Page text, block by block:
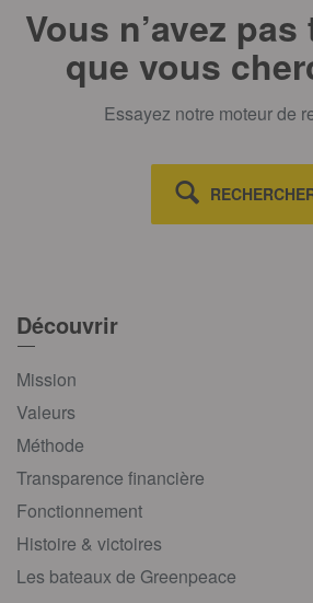
Vous n’avez
que vous
Essayez notre moteur de
Découvrir
Mission
Valeurs
Méthode
Transparence financière
Fonctionnement
Histoire & victoires
Les bateaux de Greenpeace